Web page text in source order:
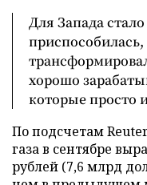
Для Запада
хорошо
которые просто
По подсчетам
газа в сентябре
рублей (7,6 млрд